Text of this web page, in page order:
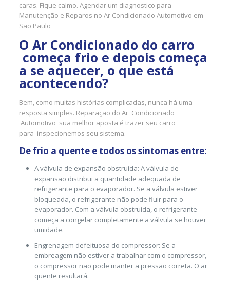
caras. Fique calmo. Agendar um diagnostico para
Manutenção e Reparos no Ar Condicionado Automotivo em
Sao Paulo
O Ar Condicionado do carro
começa frio e depois começa
a se aquecer, o que está
acontecendo?
Bem, como muitas histórias complicadas, nunca há uma
resposta simples. Reparação do Ar Condicionado
Automotivo sua melhor aposta é trazer seu carro
para inspecionemos seu sistema.
De frio a quente e todos os sintomas entre:
A válvula de expansão obstruída: A válvula de
expansão distribui a quantidade adequada de
refrigerante para o evaporador. Se a válvula estiver
bloqueada, o refrigerante não pode fluir para o
evaporador. Com a válvula obstruída, o refrigerante
começa a congelar completamente a válvula se houver
umidade.
Engrenagem defeituosa do compressor: Se a
embreagem não estiver a trabalhar com o compressor,
o compressor não pode manter a pressão correta. O ar
quente resultará.